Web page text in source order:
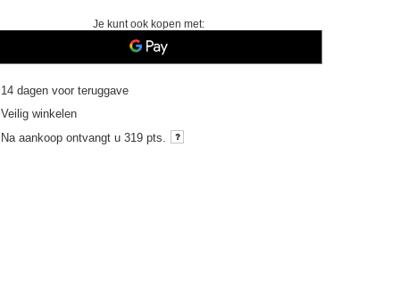
Je kunt ook kopen met:
14 dagen voor teruggave
Veilig winkelen
Na aankoop ontvangt u319 pts.